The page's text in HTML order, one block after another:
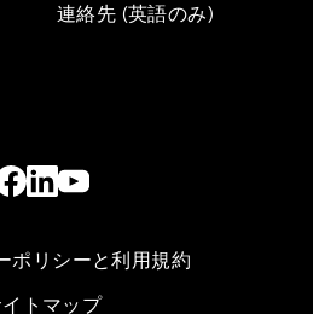
連絡先 (英語のみ)
ポリシーと利用規約
トマップ